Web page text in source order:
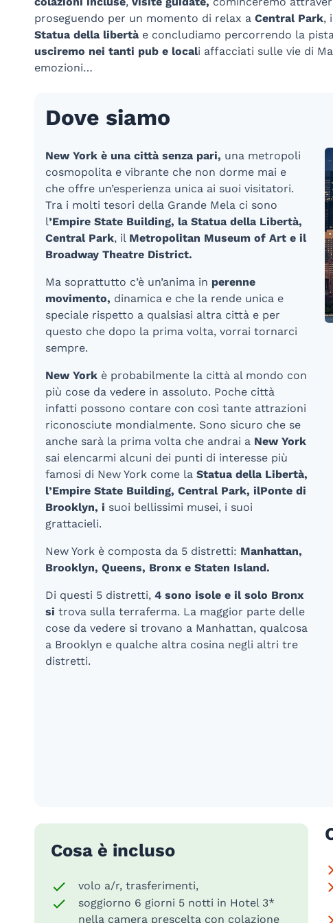
proseguendo per un momento di relax a Central Park,
Statua della libertà e concludiamo percorrendo la
usciremo nei tanti pub e locali affacciati sulle vie di
emozioni…
Dove siamo
New York è una città senza pari, una metropoli
cosmopolita e vibrante che non dorme mai e
che offre un’esperienza unica ai suoi visitatori.
Tra i molti tesori della Grande Mela ci sono
l’Empire State Building, la Statua della Libertà,
Central Park, il Metropolitan Museum of Art e il
Broadway Theatre District.
Ma soprattutto c’è un’anima in perenne
movimento, dinamica e che la rende unica e
speciale rispetto a qualsiasi altra città e per
questo che dopo la prima volta, vorrai tornarci
sempre.
New York è probabilmente la città al mondo con
più cose da vedere in assoluto. Poche città
infatti possono contare con così tante attrazioni
riconosciute mondialmente. Sono sicuro che se
anche sarà la prima volta che andrai a New York
sai elencarmi alcuni dei punti di interesse più
famosi di New York come la Statua della Libertà,
l’Empire State Building, Central Park, ilPonte di
Brooklyn, i suoi bellissimi musei, i suoi
grattacieli.
New York è composta da 5 distretti: Manhattan,
Brooklyn, Queens, Bronx e Staten Island.
Di questi 5 distretti, 4 sono isole e il solo Bronx
si trova sulla terraferma. La maggior parte delle
cose da vedere si trovano a Manhattan, qualcosa
a Brooklyn e qualche altra cosina negli altri tre
distretti.
Cosa è incluso
volo a/r, trasferimenti,
soggiorno 6 giorni 5 notti in Hotel 3*
nella camera prescelta con colazione